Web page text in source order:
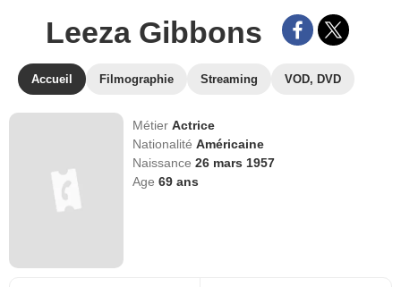
Leeza Gibbons
Accueil Filmographie Streaming VOD, DVD
MétierActrice
NationalitéAméricaine
Naissance26 mars 1957
Age69 ans